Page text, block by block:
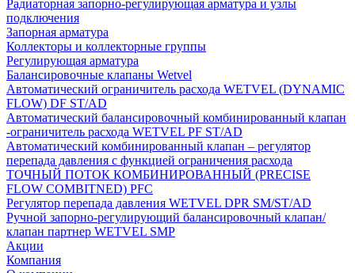
Радиаторная запорно-регулирующая арматура и узлы
подключения
Запорная арматура
Коллекторы и коллекторные группы
Регулирующая арматура
Балансировочные клапаны Wetvel
Автоматический ограничитель расхода WETVEL (DYNAMIC
FLOW) DF ST/AD
Автоматический балансировочный комбинированный клапан
-ограничитель расхода WETVEL PF ST/AD
Автоматический комбинированный клапан – регулятор
перепада давления с функцией ограничения расхода
ТОЧНЫЙ ПОТОК КОМБИНИРОВАННЫЙ (PRECISE
FLOW COMBIТNED) PFC
Регулятор перепада давления WETVEL DPR SM/ST/AD
Ручной запорно-регулирующий балансировочный клапан/
клапан партнер WETVEL SMP
Акции
Компания